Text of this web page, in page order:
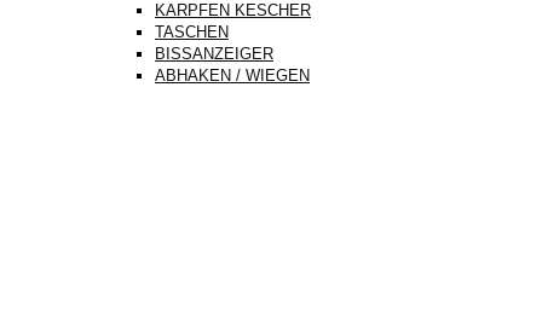
KARPFEN KESCHER
TASCHEN
BISSANZEIGER
ABHAKEN / WIEGEN